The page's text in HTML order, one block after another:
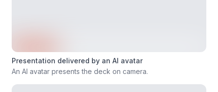
Presentation delivered by an AI avatar
An AI avatar presents the deck on camera.